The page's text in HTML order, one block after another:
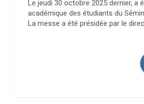
Le jeudi 30 octobre 2025 dernier, a
académique des étudiants du
La messe a été présidée par le